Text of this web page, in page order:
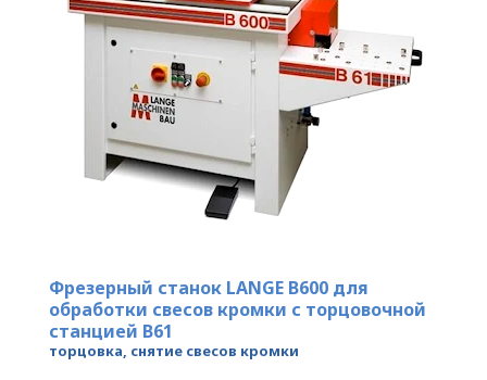
Фрезерный станок LANGE B600 для
обработки свесов кромки с торцовочной
станцией B61
торцовка, снятие свесов кромки